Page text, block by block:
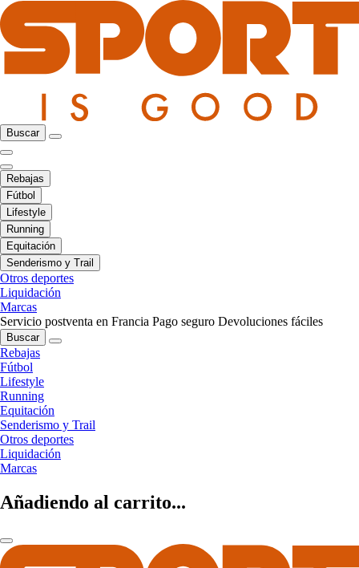
Buscar
Rebajas
Fútbol
Lifestyle
Running
Equitación
Senderismo y Trail
Otros deportes
Liquidación
Marcas
Servicio postventa en Francia Pago seguro Devoluciones fáciles
Buscar
Rebajas
Fútbol
Lifestyle
Running
Equitación
Senderismo y Trail
Otros deportes
Liquidación
Marcas
Añadiendo al carrito...